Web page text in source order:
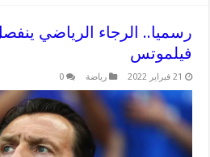
رسميا.. الرجاء الرياضي
فيلموتس
21 فبراير 2022 رياضة 0